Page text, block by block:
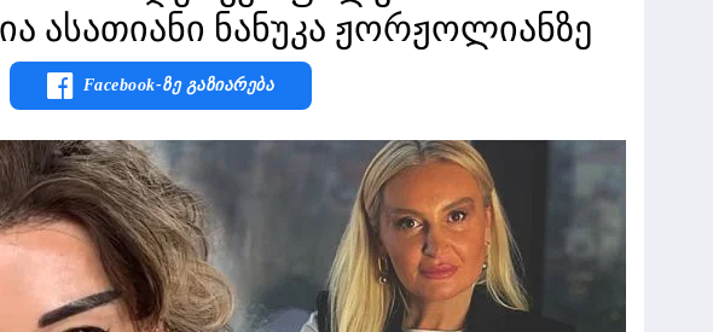
ასათიანი ნანუკა ჟორჟოლიანზე
Facebook-Ზე Გაზიარება